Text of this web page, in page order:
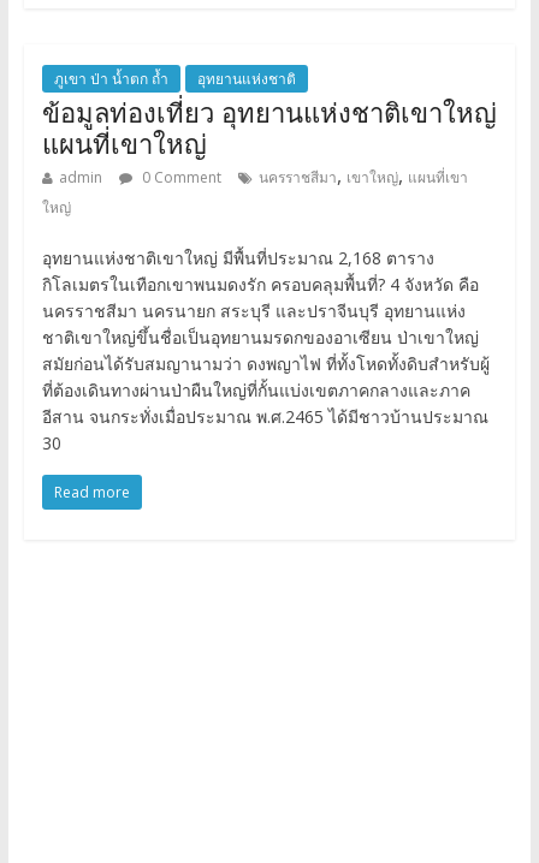
ภูเขา ป่า น้ำตก ถ้ำ อุทยานแห่งชาติ
ข้อมูลท่องเที่ยว อุทยานแห่งชาติเขาใหญ่
แผนที่เขาใหญ่
admin 0 Comment นครราชสีมา, เขาใหญ่, แผนที่เขา
ใหญ่
อุทยานแห่งชาติเขาใหญ่ มีพื้นที่ประมาณ 2,168 ตาราง
กิโลเมตรในเทือกเขาพนมดงรัก ครอบคลุมพื้นที่? 4 จังหวัด คือ
นครราชสีมา นครนายก สระบุรี และปราจีนบุรี อุทยานแห่ง
ชาติเขาใหญ่ขึ้นชื่อเป็นอุทยานมรดกของอาเซียน ป่าเขาใหญ่
สมัยก่อนได้รับสมญานามว่า ดงพญาไฟ ที่ทั้งโหดทั้งดิบสำหรับผู้
ที่ต้องเดินทางผ่านป่าผืนใหญ่ที่กั้นแบ่งเขตภาคกลางและภาค
อีสาน จนกระทั่งเมื่อประมาณ พ.ศ.2465 ได้มีชาวบ้านประมาณ
30
Read more